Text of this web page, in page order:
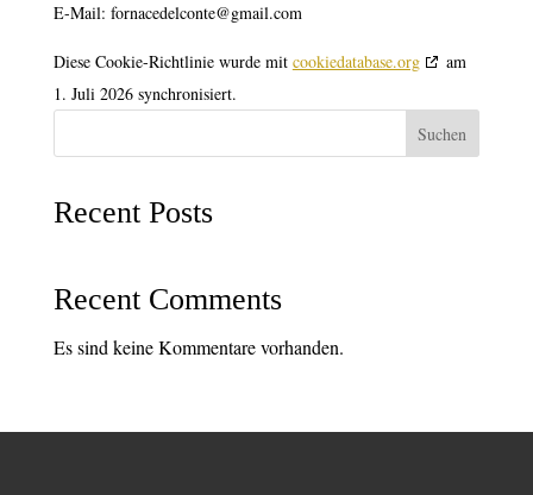
E-Mail: fornacedelconte@gmail.com
Diese Cookie-Richtlinie wurde mit cookiedatabase.org
am
1. Juli 2026 synchronisiert.
Suchen
Recent Posts
Recent Comments
Es sind keine Kommentare vorhanden.